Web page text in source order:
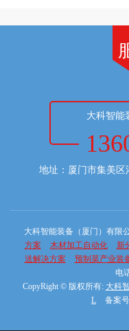
大科智能
地址：厦门市集美
大科智能装备（厦门）有限
方案
木材加工自动化 新
送解决方案
预制菜产业装
电
CopyRight © 版权所有: 大科
L
备案